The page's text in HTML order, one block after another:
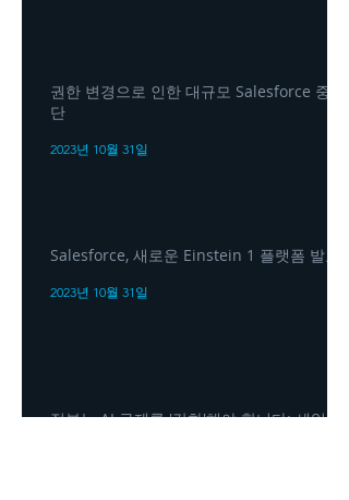
권한 변경으로 인한 대규모 Salesforce 중
단
2023년 10월 31일
Salesforce, 새로운 Einstein 1 플랫폼 발표
2023년 10월 31일
정부는 AI 규제를 '강화'해야 합니다: 세일